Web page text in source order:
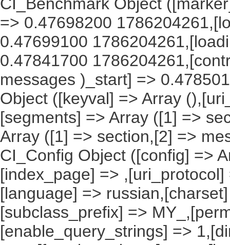
=> 0.47698200
0.47699100
0.47841700
messages )_start] =>
Object ([keyval] => Array
[segments] => Array ([1] =>
Array ([1] => section,[2] =>
CI_Config Object ([config] =>
[index_page] =>
[language] =>
[subclass_prefix] =>
[enable_query_strings] =>